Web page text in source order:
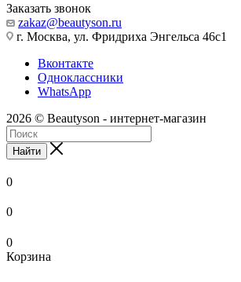
Заказать звонок
zakaz@beautyson.ru
г. Москва, ул. Фридриха Энгельса 46с1
Вконтакте
Одноклассники
WhatsApp
2026 © Beautyson - интернет-магазин
Найти
0
0
0
Корзина